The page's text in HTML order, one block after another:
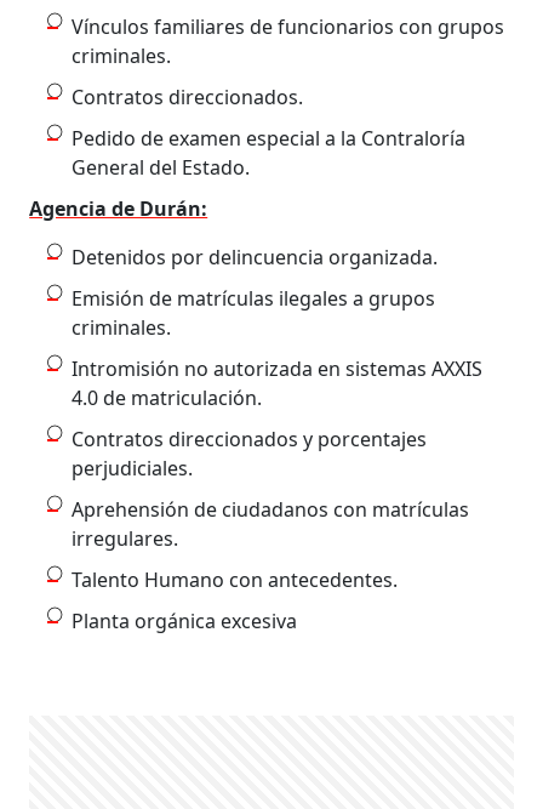
Vínculos familiares de funcionarios con grupos
criminales.
Contratos direccionados.
Pedido de examen especial a la Contraloría
General del Estado.
Agencia de Durán:
Detenidos por delincuencia organizada.
Emisión de matrículas ilegales a grupos
criminales.
Intromisión no autorizada en sistemas AXXIS
4.0 de matriculación.
Contratos direccionados y porcentajes
perjudiciales.
Aprehensión de ciudadanos con matrículas
irregulares.
Talento Humano con antecedentes.
Planta orgánica excesiva